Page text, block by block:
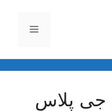
فهرست
جی پلاس